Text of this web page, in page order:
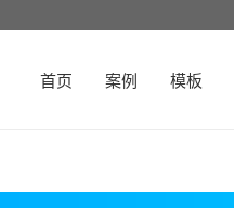
首页 案例 模板